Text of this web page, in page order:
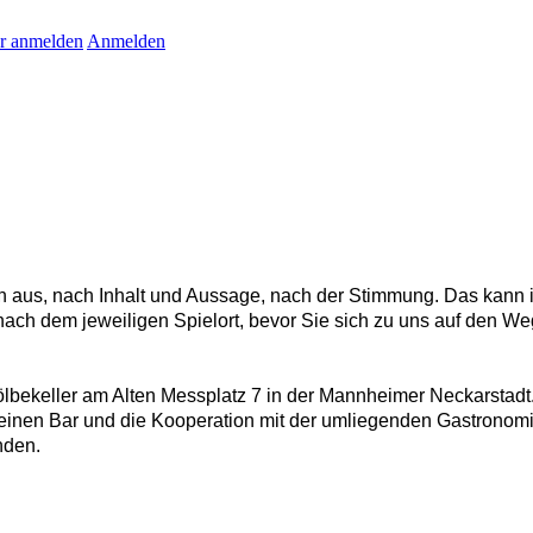
anmelden Anmelden
nach Inhalt und Aussage, nach der Stimmung. Das
dem jeweiligen Spielort, bevor Sie sich zu uns auf den
am Alten Messplatz 7 in der Mannheimer
Bar und die Kooperation mit der umliegenden